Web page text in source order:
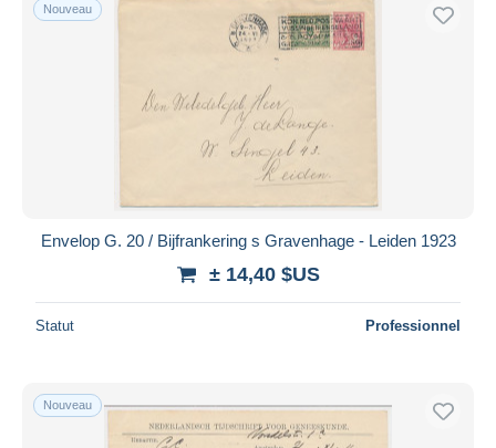
Nouveau
Envelop G. 20 / Bijfrankering s Gravenhage - Leiden 1923
± 14,40 $US
Statut Professionnel
Nouveau